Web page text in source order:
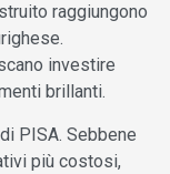
raggiungono
investire
brillanti.
PISA. Sebbene
più costosi,